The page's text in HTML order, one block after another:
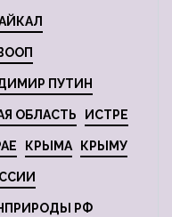
ПУТИН
ОБЛАСТЬ ИСТРЕ
КРЫМА КРЫМУ
РФ